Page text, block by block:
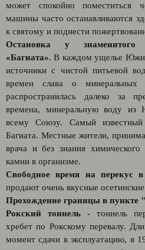
может спокойно поместиться
машины часто останавливаются
к святому и поднести
Остановка у знаменитого
«Багиата». В каждом ущелье
источники с чистой питьевой
времен слава о
распространилась далеко за
времена, минеральную воду
всему Союзу. Самый
Багиата. Местные жители,
врача и без знания
камни в организме.
Свободное время на перекус
продают очень вкусные
Прохождение границы в
Рокский тоннель - тоннель
хребет по Рокскому перевалу.
момент сдачи в эксплуатацию, в